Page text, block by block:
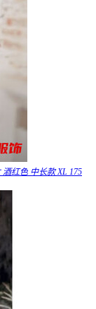
红色 中长款 XL 175